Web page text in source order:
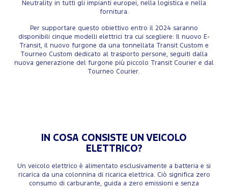
Neutrality in tutti gli impianti europei, nella logistica e nella
fornitura.
Per supportare questo obiettivo entro il 2024 saranno
disponibili cinque modelli elettrici tra cui scegliere: Il nuovo E-
Transit, il nuovo furgone da una tonnellata Transit Custom e
Tourneo Custom dedicato al trasporto persone, seguiti dalla
nuova generazione del furgone più piccolo Transit Courier e dal
Tourneo Courier.
IN COSA CONSISTE UN VEICOLO
ELETTRICO?
Un veicolo elettrico è alimentato esclusivamente a batteria e si
ricarica da una colonnina di ricarica elettrica. Ciò significa zero
consumo di carburante, guida a zero emissioni e senza